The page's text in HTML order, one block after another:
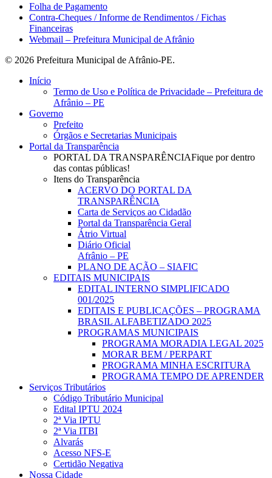
Folha de Pagamento
Contra-Cheques / Informe de Rendimentos / Fichas
Financeiras
Webmail – Prefeitura Municipal de Afrânio
© 2026 Prefeitura Municipal de Afrânio-PE.
Close
Início
Termo de Uso e Política de Privacidade – Prefeitura de
Afrânio – PE
Governo
Prefeito
Órgãos e Secretarias Municipais
Portal da Transparência
PORTAL DA TRANSPARÊNCIAFique por dentro
das contas públicas!
Itens do Transparência
ACERVO DO PORTAL DA
TRANSPARÊNCIA
Carta de Serviços ao Cidadão
Portal da Transparência Geral
Átrio Virtual
Diário Oficial
Afrânio – PE
PLANO DE AÇÃO – SIAFIC
EDITAIS MUNICIPAIS
EDITAL INTERNO SIMPLIFICADO
001/2025
EDITAIS E PUBLICAÇÕES – PROGRAMA
BRASIL ALFABETIZADO 2025
PROGRAMAS MUNICIPAIS
PROGRAMA MORADIA LEGAL 2025
MORAR BEM / PERPART
PROGRAMA MINHA ESCRITURA
PROGRAMA TEMPO DE APRENDER
Serviços Tributários
Código Tributário Municipal
Edital IPTU 2024
2ª Via IPTU
2ª Via ITBI
Alvarás
Acesso NFS-E
Certidão Negativa
Nossa Cidade